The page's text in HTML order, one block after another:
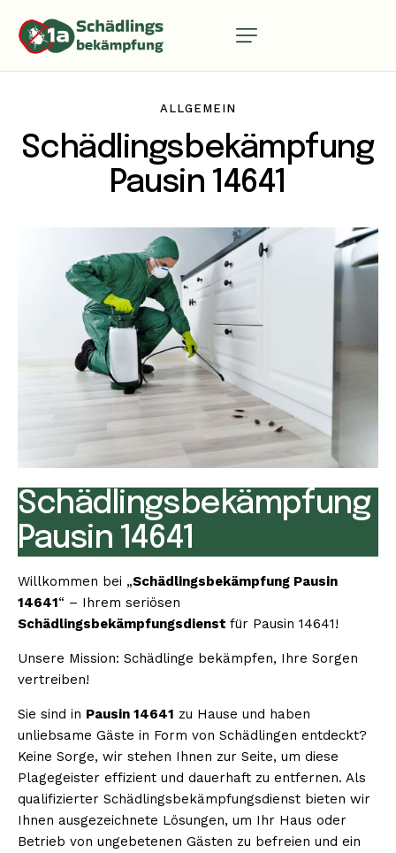
ALLGEMEIN
Schädlingsbekämpfung
Pausin 14641
Schädlingsbekämpfung
Pausin 14641
Willkommen bei „Schädlingsbekämpfung Pausin
14641“ – Ihrem seriösen
Schädlingsbekämpfungsdienst für Pausin 14641!
Unsere Mission: Schädlinge bekämpfen, Ihre Sorgen
vertreiben!
Sie sind in Pausin 14641 zu Hause und haben
unliebsame Gäste in Form von Schädlingen entdeckt?
Keine Sorge, wir stehen Ihnen zur Seite, um diese
Plagegeister effizient und dauerhaft zu entfernen. Als
qualifizierter Schädlingsbekämpfungsdienst bieten wir
Ihnen ausgezeichnete Lösungen, um Ihr Haus oder
Betrieb von ungebetenen Gästen zu befreien und ein